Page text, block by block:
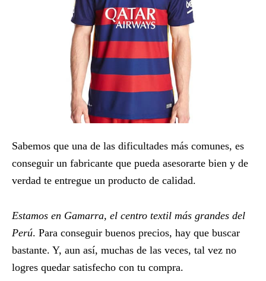
Sabemos que una de las dificultades más comunes, es
conseguir un fabricante que pueda asesorarte bien y de
verdad te entregue un producto de calidad.
Estamos en Gamarra, el centro textil más grandes del
Perú. Para conseguir buenos precios, hay que buscar
bastante. Y, aun así, muchas de las veces, tal vez no
logres quedar satisfecho con tu compra.